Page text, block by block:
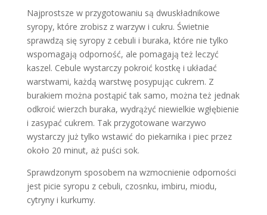
Najprostsze w przygotowaniu są dwuskładnikowe
syropy, które zrobisz z warzyw i cukru. Świetnie
sprawdzą się syropy z cebuli i buraka, które nie tylko
wspomagają odporność, ale pomagają też leczyć
kaszel. Cebule wystarczy pokroić kostkę i układać
warstwami, każdą warstwę posypując cukrem. Z
burakiem można postąpić tak samo, można też jednak
odkroić wierzch buraka, wydrążyć niewielkie wgłębienie
i zasypać cukrem. Tak przygotowane warzywo
wystarczy już tylko wstawić do piekarnika i piec przez
około 20 minut, aż puści sok.
Sprawdzonym sposobem na wzmocnienie odporności
jest picie syropu z cebuli, czosnku, imbiru, miodu,
cytryny i kurkumy.